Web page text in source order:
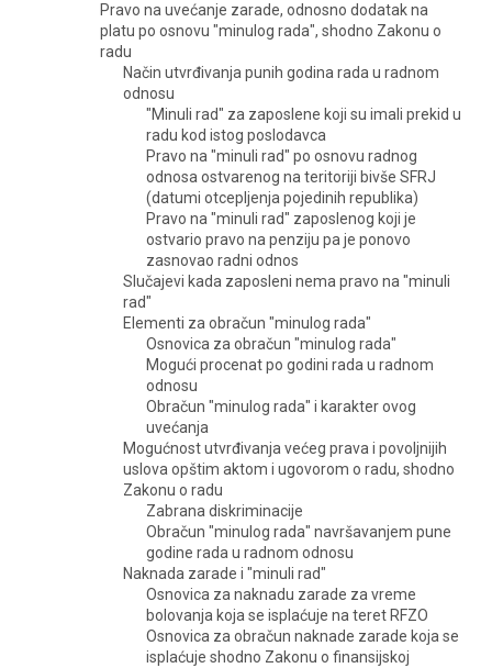
Pravo na uvećanje zarade, odnosno dodatak na
platu po osnovu "minulog rada", shodno Zakonu o
radu
Način utvrđivanja punih godina rada u radnom
odnosu
"Minuli rad" za zaposlene koji su imali prekid u
radu kod istog poslodavca
Pravo na "minuli rad" po osnovu radnog
odnosa ostvarenog na teritoriji bivše SFRJ
(datumi otcepljenja pojedinih republika)
Pravo na "minuli rad" zaposlenog koji je
ostvario pravo na penziju pa je ponovo
zasnovao radni odnos
Slučajevi kada zaposleni nema pravo na "minuli
rad"
Elementi za obračun "minulog rada"
Osnovica za obračun "minulog rada"
Mogući procenat po godini rada u radnom
odnosu
Obračun "minulog rada" i karakter ovog
uvećanja
Mogućnost utvrđivanja većeg prava i povoljnijih
uslova opštim aktom i ugovorom o radu, shodno
Zakonu o radu
Zabrana diskriminacije
Obračun "minulog rada" navršavanjem pune
godine rada u radnom odnosu
Naknada zarade i "minuli rad"
Osnovica za naknadu zarade za vreme
bolovanja koja se isplaćuje na teret RFZO
Osnovica za obračun naknade zarade koja se
isplaćuje shodno Zakonu o finansijskoj